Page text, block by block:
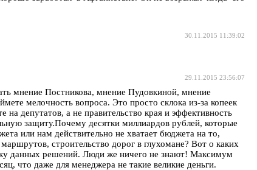
30.11.2015 11:39:02
29.11.2015 23:56:07
мнение Постникова, мнение Пудовкиной, мнение
мелочность вопроса. Это просто склока из-за копеек
депутатов, а не правительство края и эффективность
защиту.Почему десятки миллиардов рублей, которые
или нам действительно не хватает бюджета на то,
строительство дорог в глухомане? Вот о каких
данных решений. Люди же ничего не знают! Максимум
что даже для менеджера не такие великие деньги.